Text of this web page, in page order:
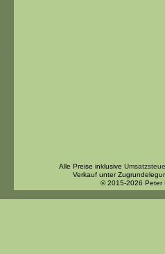
Alle Preise inklusive
Verkauf unter
© 2015-2026 Peter